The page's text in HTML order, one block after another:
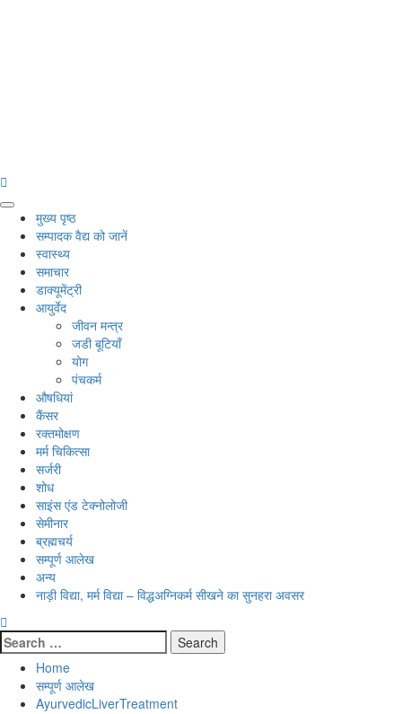
Primary
Menu
मुख्य पृष्ठ
सम्पादक वैद्य को जानें
स्वास्थ्य
समाचार
डाक्यूमेंट्री
आयुर्वेद
जीवन मन्त्र
जडी बूटियाँ
योग
पंचकर्म
औषधियां
कैंसर
रक्तमोक्षण
मर्म चिकित्सा
सर्जरी
शोध
साइंस एंड टेक्नोलोजी
सेमीनार
ब्रह्मचर्य
सम्पूर्ण आलेख
अन्य
नाड़ी विद्या, मर्म विद्या – विद्धअग्निकर्म सीखने का सुनहरा अवसर
Search
for:
Home
सम्पूर्ण आलेख
AyurvedicLiverTreatment